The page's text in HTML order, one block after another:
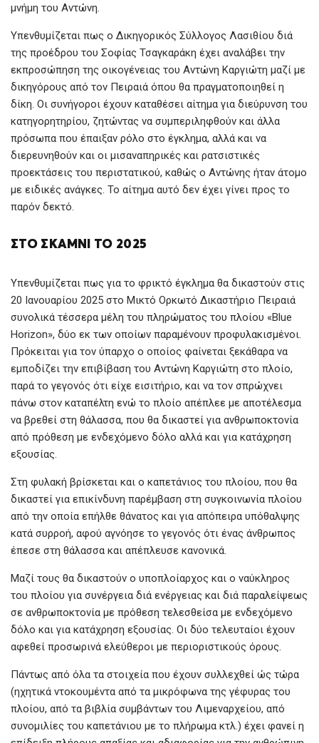
μνήμη του Αντώνη.
Υπενθυμίζεται πως ο Δικηγορικός Σύλλογος Λασιθίου διά
της προέδρου του Σοφίας Τσαγκαράκη έχει αναλάβει την
εκπροσώπηση της οικογένειας του Αντώνη Καργιώτη μαζί με
δικηγόρους από τον Πειραιά όπου θα πραγματοποιηθεί η
δίκη. Οι συνήγοροι έχουν καταθέσει αίτημα για διεύρυνση του
κατηγορητηρίου, ζητώντας να συμπεριληφθούν και άλλα
πρόσωπα που έπαιξαν ρόλο στο έγκλημα, αλλά και να
διερευνηθούν και οι μισαναπηρικές και ρατσιστικές
προεκτάσεις του περιστατικού, καθώς ο Αντώνης ήταν άτομο
με ειδικές ανάγκες. Το αίτημα αυτό δεν έχει γίνει προς το
παρόν δεκτό.
ΣΤΟ ΣΚΑΜΝΙ ΤΟ 2025
Υπενθυμίζεται πως για το φρικτό έγκλημα θα δικαστούν στις
20 Ιανουαρίου 2025 στο Μικτό Ορκωτό Δικαστήριο Πειραιά
συνολικά τέσσερα μέλη του πληρώματος του πλοίου «Blue
Horizon», δύο εκ των οποίων παραμένουν προφυλακισμένοι.
Πρόκειται για τον ύπαρχο ο οποίος φαίνεται ξεκάθαρα να
εμποδίζει την επιβίβαση του Αντώνη Καργιώτη στο πλοίο,
παρά το γεγονός ότι είχε εισιτήριο, και να τον σπρώχνει
πάνω στον καταπέλτη ενώ το πλοίο απέπλεε με αποτέλεσμα
να βρεθεί στη θάλασσα, που θα δικαστεί για ανθρωποκτονία
από πρόθεση με ενδεχόμενο δόλο αλλά και για κατάχρηση
εξουσίας.
Στη φυλακή βρίσκεται και ο καπετάνιος του πλοίου, που θα
δικαστεί για επικίνδυνη παρέμβαση στη συγκοινωνία πλοίου
από την οποία επήλθε θάνατος και για απόπειρα υπόθαλψης
κατά συρροή, αφού αγνόησε το γεγονός ότι ένας άνθρωπος
έπεσε στη θάλασσα και απέπλευσε κανονικά.
Μαζί τους θα δικαστούν ο υποπλοίαρχος και ο ναύκληρος
του πλοίου για συνέργεια διά ενέργειας και διά παραλείψεως
σε ανθρωποκτονία με πρόθεση τελεσθείσα με ενδεχόμενο
δόλο και για κατάχρηση εξουσίας. Οι δύο τελευταίοι έχουν
αφεθεί προσωρινά ελεύθεροι με περιοριστικούς όρους.
Πάντως από όλα τα στοιχεία που έχουν συλλεχθεί ώς τώρα
(ηχητικά ντοκουμέντα από τα μικρόφωνα της γέφυρας του
πλοίου, από τα βιβλία συμβάντων του Λιμεναρχείου, από
συνομιλίες του καπετάνιου με το πλήρωμα κτλ.) έχει φανεί η